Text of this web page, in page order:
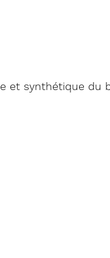
et synthétique du